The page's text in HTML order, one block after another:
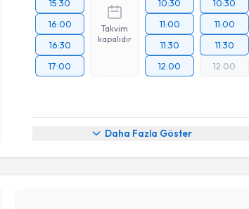
15:30
16:00
16:30
17:00
Takvim
kapalıdır
10:30
11:00
11:30
12:00
10:30
11:00
11:30
12:00
Daha Fazla Göster
Randevu Takvimi Talebi
Dt. Berkay Albay